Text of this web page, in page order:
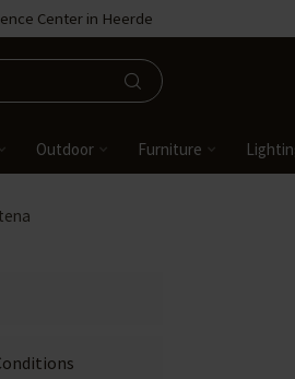
Center in Heerde
Outdoor Furniture